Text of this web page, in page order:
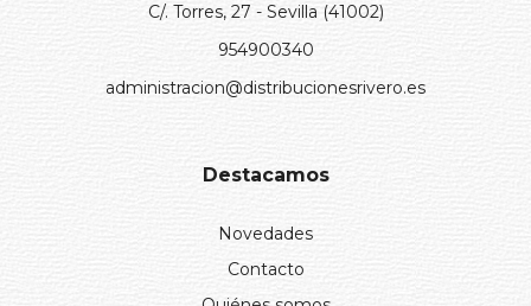
C/. Torres, 27 - Sevilla (41002)
954900340
administracion@distribucionesrivero.es
Destacamos
Novedades
Contacto